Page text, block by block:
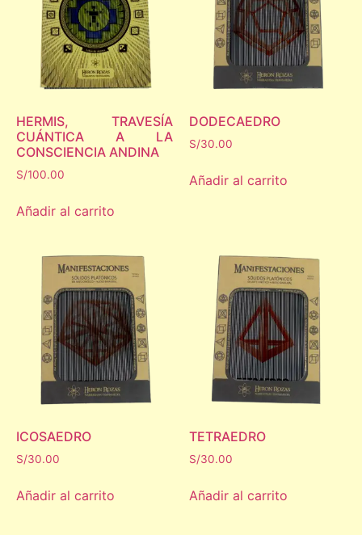
HERMIS, TRAVESÍA
CUÁNTICA A LA
CONSCIENCIA ANDINA
S/100.00
Añadir al carrito
DODECAEDRO
S/30.00
Añadir al carrito
ICOSAEDRO
S/30.00
Añadir al carrito
TETRAEDRO
S/30.00
Añadir al carrito